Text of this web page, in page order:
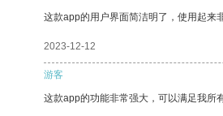
这款app的用户界面简洁明了，使用起来
2023-12-12
游客
这款app的功能非常强大，可以满足我所